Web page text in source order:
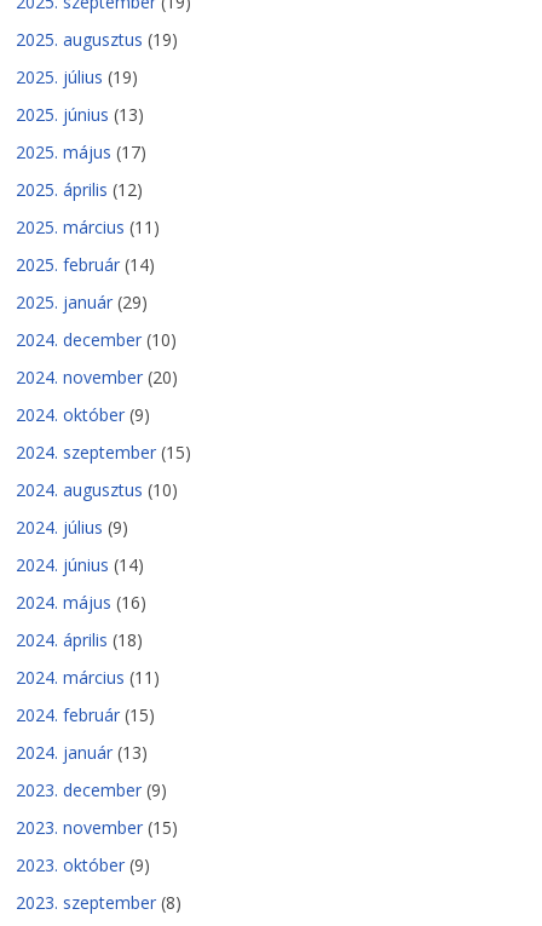
2025. augusztus (19)
2025. július (19)
2025. június (13)
2025. május (17)
2025. április (12)
2025. március (11)
2025. február (14)
2025. január (29)
2024. december (10)
2024. november (20)
2024. október (9)
2024. szeptember (15)
2024. augusztus (10)
2024. július (9)
2024. június (14)
2024. május (16)
2024. április (18)
2024. március (11)
2024. február (15)
2024. január (13)
2023. december (9)
2023. november (15)
2023. október (9)
2023. szeptember (8)